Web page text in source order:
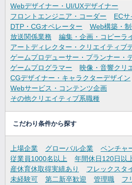
Webデザイナー・UI/UXデザイナー
フロントエンジニア・コーダー
ECサ
DTP・CGオペレーター
Web構築・
放送関係業務
編集・企画・コピーラ
アートディレクター・クリエイティブ
ゲームプロデューサー・プランナー・
ゲームプログラマー
映像・音響クリ
CGデザイナー・キャラクターデザイン
Webサービス・コンテンツ企画
その他クリエイティブ系職種
こだわり条件から探す
上場企業 グローバル企業 ベンチャ
従業員1000名以上
年間休日120日以
産休育休取得実績あり
フレックスタ
未経験可
第二新卒歓迎 管理職
フ